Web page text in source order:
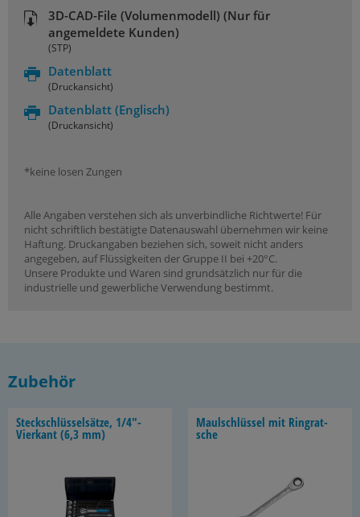
3D-CAD-File (Volumenmodell) (Nur für
angemeldete Kunden)
(STP)
Datenblatt
(Druckansicht)
Datenblatt (Englisch)
(Druckansicht)
*keine losen Zungen
Alle Angaben verstehen sich als unverbindliche Richtwerte! Für
nicht schriftlich bestätigte Datenauswahl übernehmen wir keine
Haftung. Druckangaben beziehen sich, soweit nicht anders
angegeben, auf Flüssigkeiten der Gruppe II bei +20°C.
Unsere Produkte und Waren sind grundsätzlich nur für die
industrielle und gewerbliche Verwendung bestimmt.
Zubehör
Steck­schlüs­sel­sät­ze, 1/4"-​
Vierkant (6,3 mm)
Maul­schlüs­sel mit Ring­rat­
sche